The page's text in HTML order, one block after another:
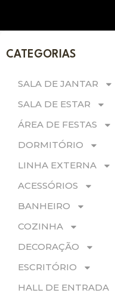
CATEGORIAS
SALA DE JANTAR
SALA DE ESTAR
ÁREA DE FESTAS
DORMITÓRIO
LINHA EXTERNA
ACESSÓRIOS
BANHEIRO
COZINHA
DECORAÇÃO
ESCRITÓRIO
HALL DE ENTRADA